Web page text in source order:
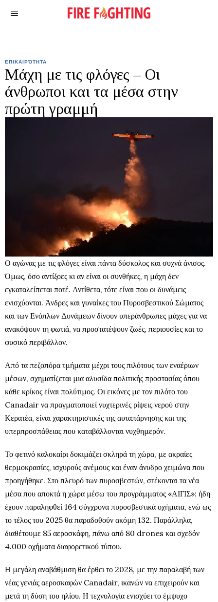
ΕΠΙΚΑΙΡΌΤΗΤΑ
Μάχη με τις φλόγες – Οι
άνθρωποι και τα μέσα στην
πρώτη γραμμή
Ο αγώνας με τις φλόγες είναι πάντα δύσκολος και συχνά άνισος.
Όμως, όσο αντίξοες κι αν είναι οι συνθήκες, η μάχη δεν
εγκαταλείπεται ποτέ. Αντίθετα, τότε είναι που οι δυνάμεις
ενισχύονται. Άνδρες και γυναίκες του Πυροσβεστικού Σώματος
και των Ενόπλων Δυνάμεων δίνουν υπεράνθρωπες μάχες για να
ανακόψουν τη φωτιά, να προστατέψουν ζωές, περιουσίες και το
φυσικό περιβάλλον.
Από τα πεζοπόρα τμήματα μέχρι τους πιλότους των εναέριων
μέσων, σχηματίζεται μια αλυσίδα πολιτικής προστασίας όπου
κάθε κρίκος είναι πολύτιμος. Οι εικόνες με τον πιλότο του
Canadair να πραγματοποιεί νυχτερινές ρίψεις νερού στην
Κερατέα, είναι χαρακτηριστικές της αυταπάρνησης και της
υπερπροσπάθειας που καταβάλλονται νυχθημερόν.
Το φετινό καλοκαίρι δοκιμάζει σκληρά τη χώρα, με ακραίες
θερμοκρασίες, ισχυρούς ανέμους και έναν άνυδρο χειμώνα που
προηγήθηκε. Στο πλευρό των πυροσβεστών, στέκονται τα νέα
μέσα που αποκτά η χώρα μέσω του προγράμματος «ΑΙΓΙΣ»: ήδη
έχουν παραληφθεί 164 σύγχρονα πυροσβεστικά οχήματα, ενώ ως
το τέλος του 2025 θα παραδοθούν ακόμη 132. Παράλληλα,
διαθέτουμε 85 αεροσκάφη, πάνω από 80 drones και σχεδόν
4.000 οχήματα διαφορετικού τύπου.
Η μεγάλη αναβάθμιση θα έρθει το 2028, με την παραλαβή των
νέας γενιάς αεροσκαφών Canadair, ικανών να επιχειρούν και
μετά τη δύση του ηλίου. Η τεχνολογία ενισχύει το έμψυχο